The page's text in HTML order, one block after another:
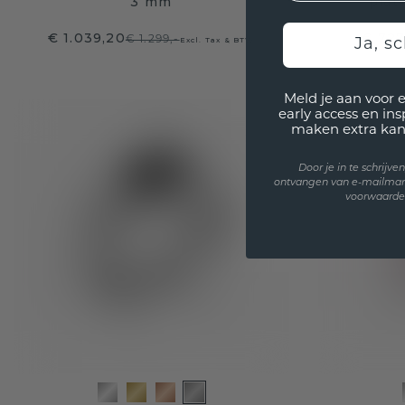
€ 1.039,20€ 1.299,-Excl. Tax & BTW €
Ja,
Meld je aan voor
early access en
maken extra
Door je in te
ontvangen van e-